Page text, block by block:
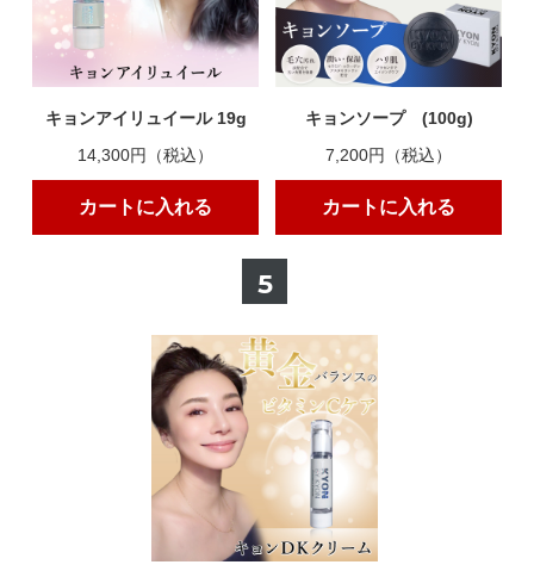
キョンアイリュイール 19g
14,300円（税込）
カートに入れる
キョンソープ (100g)
7,200円（税込）
カートに入れる
5